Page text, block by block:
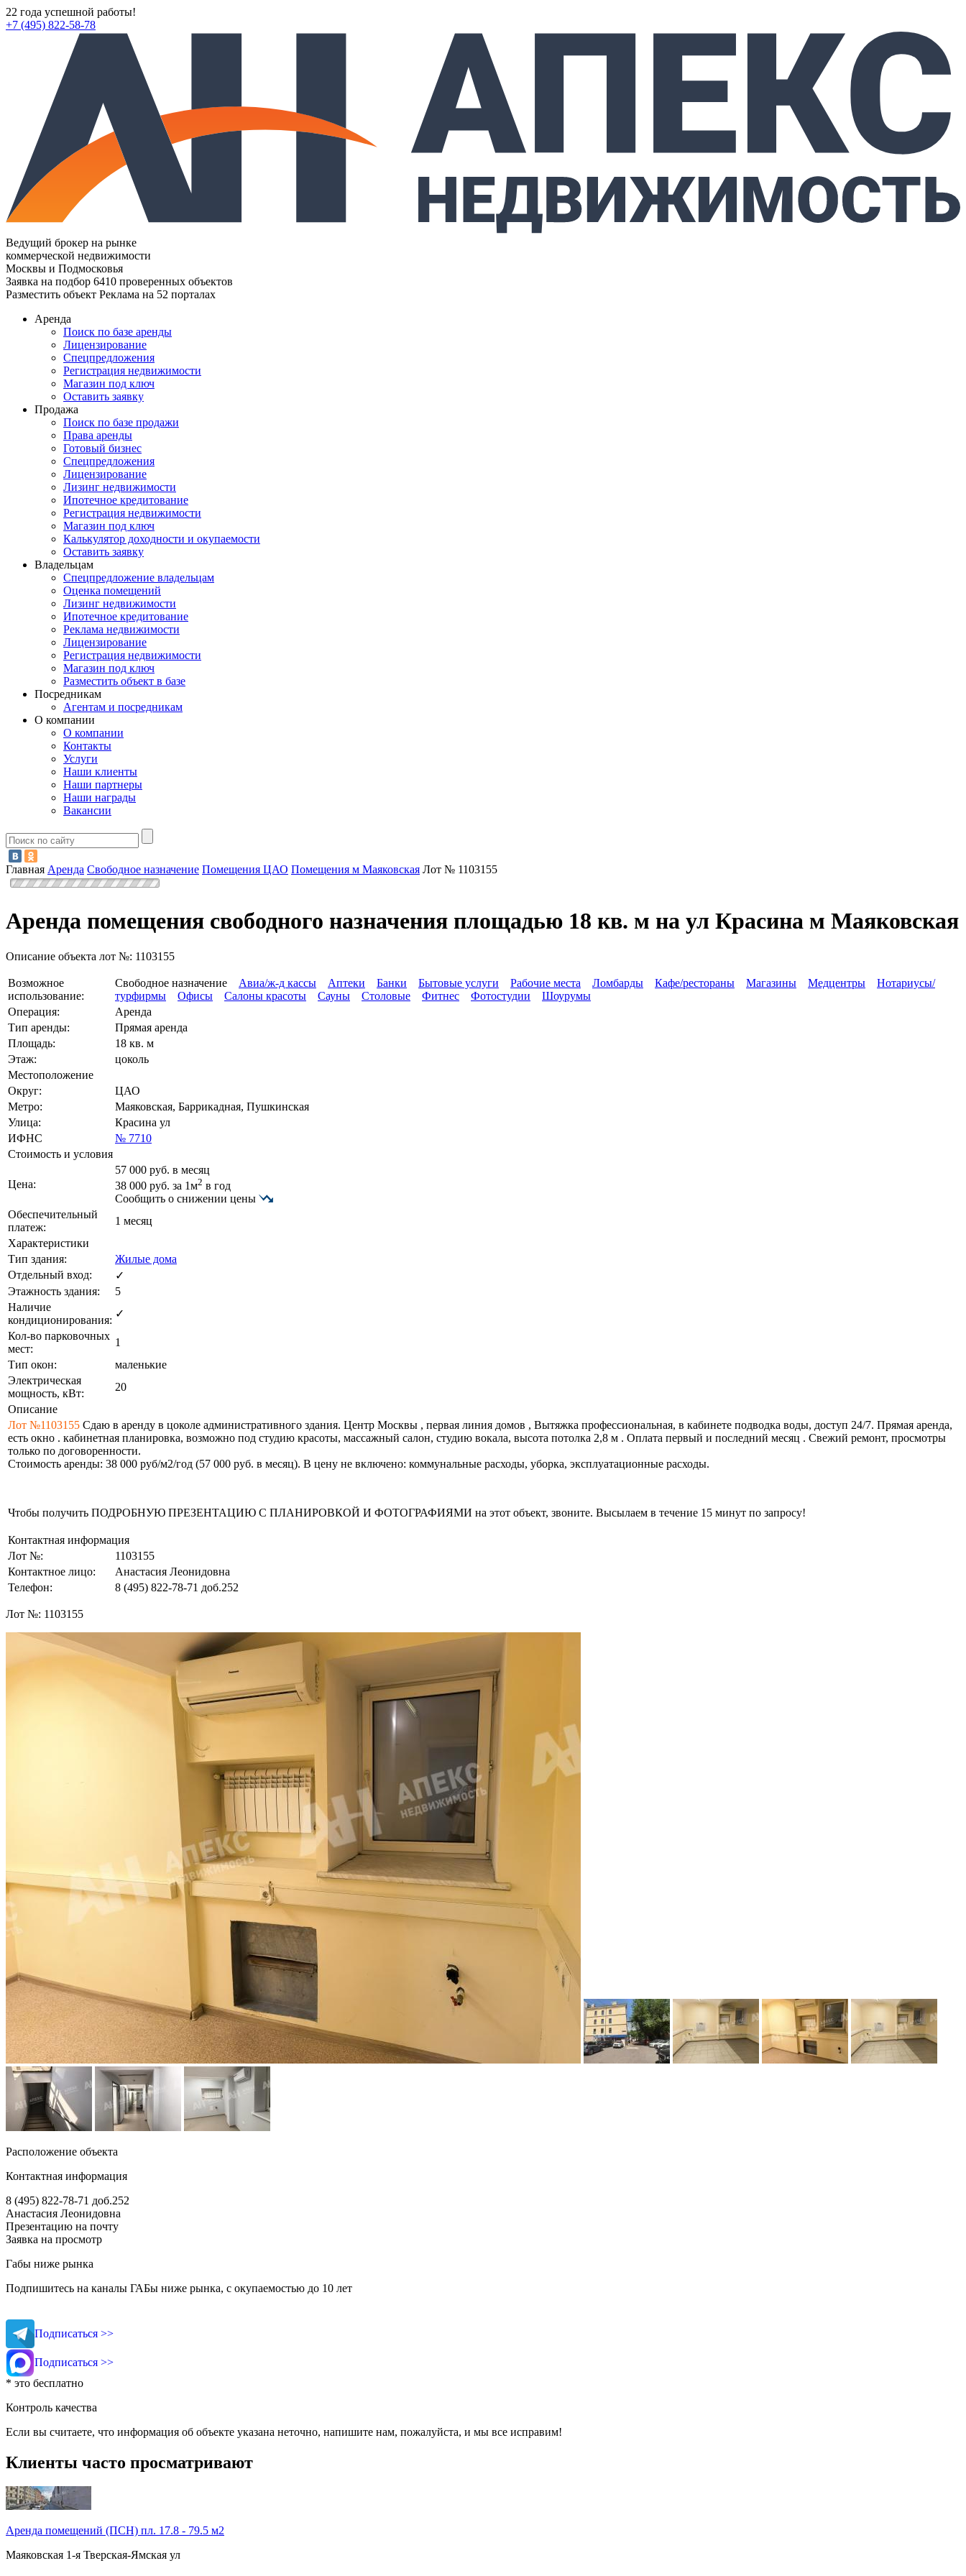
22 года успешной работы!
+7 (495) 822-58-78
Ведущий брокер на рынке
коммерческой недвижимости
Москвы и Подмосковья
Заявка на подбор 6410 проверенных объектов
Разместить объект Реклама на 52 порталах
Аренда
Поиск по базе аренды
Лицензирование
Спецпредложения
Регистрация недвижимости
Магазин под ключ
Оставить заявку
Продажа
Поиск по базе продажи
Права аренды
Готовый бизнес
Спецпредложения
Лицензирование
Лизинг недвижимости
Ипотечное кредитование
Регистрация недвижимости
Магазин под ключ
Калькулятор доходности и окупаемости
Оставить заявку
Владельцам
Спецпредложение владельцам
Оценка помещений
Лизинг недвижимости
Ипотечное кредитование
Реклама недвижимости
Лицензирование
Регистрация недвижимости
Магазин под ключ
Разместить объект в базе
Посредникам
Агентам и посредникам
О компании
О компании
Контакты
Услуги
Наши клиенты
Наши партнеры
Наши награды
Вакансии
Главная Аренда Свободное назначение Помещения ЦАО Помещения м Маяковская Лот № 1103155
Аренда помещения свободного назначения площадью 18 кв. м на ул Красина м Маяковская
Описание объекта лот №: 1103155
Возможное
использование:
Свободное назначение Авиа/ж-д кассы Аптеки Банки Бытовые услуги Рабочие места Ломбарды Кафе/рестораны Магазины Медцентры
Нотариусы/
турфирмы
Офисы Салоны красоты Сауны Столовые Фитнес Фотостудии
Шоурумы
Операция:
Аренда
Тип аренды:
Прямая аренда
Площадь:
18 кв. м
Этаж:
цоколь
Местоположение
Округ:
ЦАО
Метро:
Маяковская, Баррикадная, Пушкинская
Улица:
Красина ул
ИФНС
№ 7710
Стоимость и условия
Цена:
57 000 руб. в месяц
38 000 руб. за 1м2 в год
Сообщить о снижении цены
Обеспечительный
платеж:
1 месяц
Характеристики
Тип здания:
Жилые дома
Отдельный вход:
✓
Этажность здания:
5
Наличие
кондиционирования:
✓
Кол-во парковочных
мест:
1
Тип окон:
маленькие
Электрическая
мощность, кВт:
20
Описание
Лот №1103155 Сдаю в аренду в цоколе административного здания. Центр Москвы , первая линия домов , Вытяжка профессиональная, в кабинете подводка воды, доступ 24/7. Прямая аренда,
есть окно . кабинетная планировка, возможно под студию красоты, массажный салон, студию вокала, высота потолка 2,8 м . Оплата первый и последний месяц . Свежий ремонт, просмотры
только по договоренности.
Стоимость аренды: 38 000 руб/м2/год (57 000 руб. в месяц). В цену не включено: коммунальные расходы, уборка, эксплуатационные расходы.
Чтобы получить ПОДРОБНУЮ ПРЕЗЕНТАЦИЮ С ПЛАНИРОВКОЙ И ФОТОГРАФИЯМИ на этот объект, звоните. Высылаем в течение 15 минут по запросу!
Контактная информация
Лот №:
1103155
Контактное лицо:
Анастасия Леонидовна
Телефон:
8 (495) 822-78-71 доб.252
Лот №: 1103155
Расположение объекта
Контактная информация
8 (495) 822-78-71 доб.252
Анастасия Леонидовна
Презентацию на почту
Заявка на просмотр
Габы ниже рынка
Подпишитесь на каналы ГАБы ниже рынка, с окупаемостью до 10 лет
Подписаться >>
Подписаться >>
* это бесплатно
Контроль качества
Если вы считаете, что информация об объекте указана неточно, напишите нам, пожалуйста, и мы все исправим!
Клиенты часто просматривают
Аренда помещений (ПСН) пл. 17.8 - 79.5 м2
Маяковская 1-я Тверская-Ямская ул